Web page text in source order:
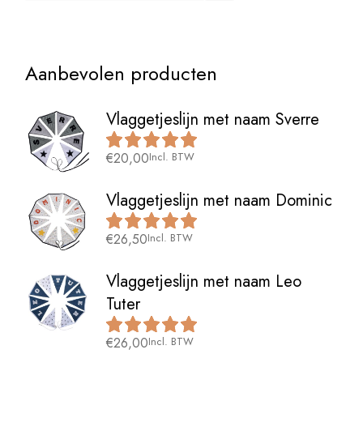
Aanbevolen producten
Vlaggetjeslijn met naam Sverre
€20,00Incl. BTW
Vlaggetjeslijn met naam Dominic
€26,50Incl. BTW
Vlaggetjeslijn met naam Leo
Tuter
€26,00Incl. BTW